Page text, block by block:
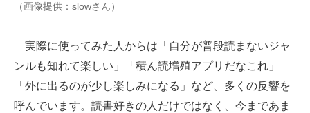
（画像提供：slowさん）
実際に使ってみた人からは「自分が普段読まないジャ
ンルも知れて楽しい」「積ん読増殖アプリだなこれ」
「外に出るのが少し楽しみになる」など、多くの反響を
呼んでいます。読書好きの人だけではなく、今まであま